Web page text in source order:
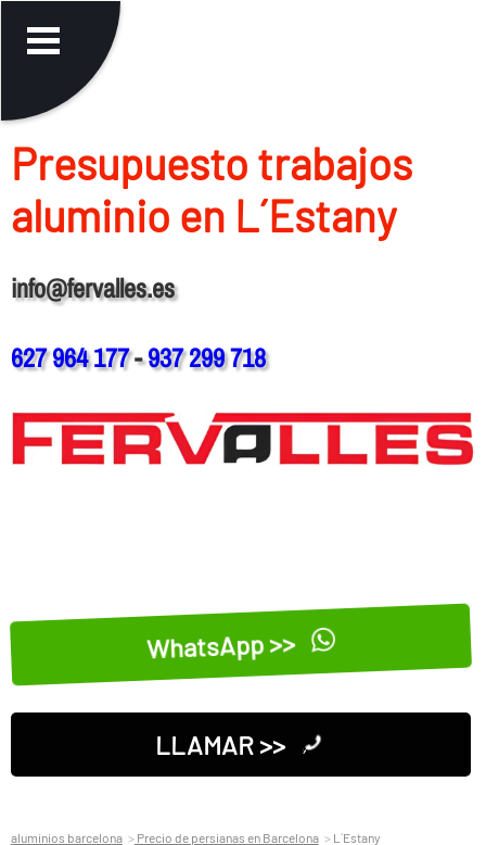
Presupuesto trabajos
aluminio en L´Estany
info@fervalles.es
627 964 177-937 299 718
WhatsApp >>
LLAMAR >>
aluminios barcelona Precio de persianas en Barcelona L´Estany